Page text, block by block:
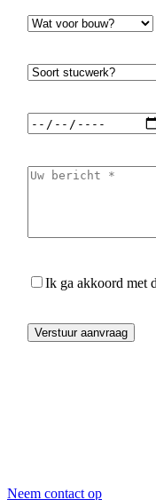
Ik ga akkoord met
Neem contact op